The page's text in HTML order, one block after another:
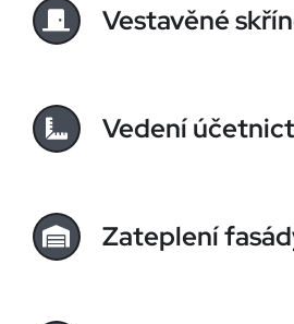
Vestavěné
Vedení
Zateplení